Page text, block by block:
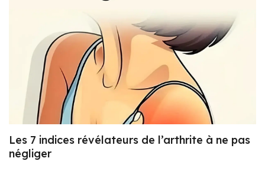
Les 7 indices révélateurs de l’arthrite à ne pas
négliger